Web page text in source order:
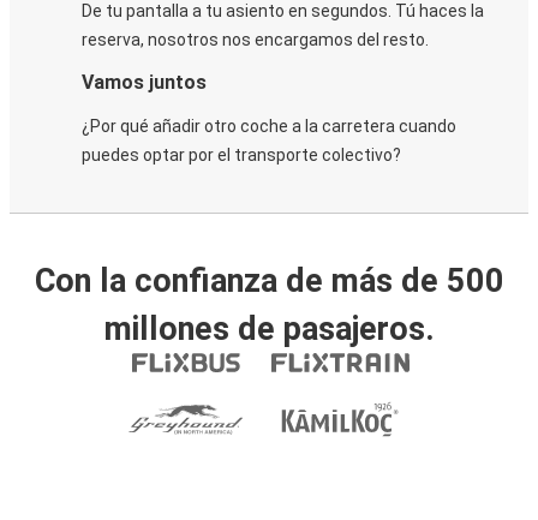
De tu pantalla a tu asiento en segundos. Tú haces la
reserva, nosotros nos encargamos del resto.
Vamos juntos
¿Por qué añadir otro coche a la carretera cuando
puedes optar por el transporte colectivo?
Con la confianza de más de 500
millones de pasajeros.